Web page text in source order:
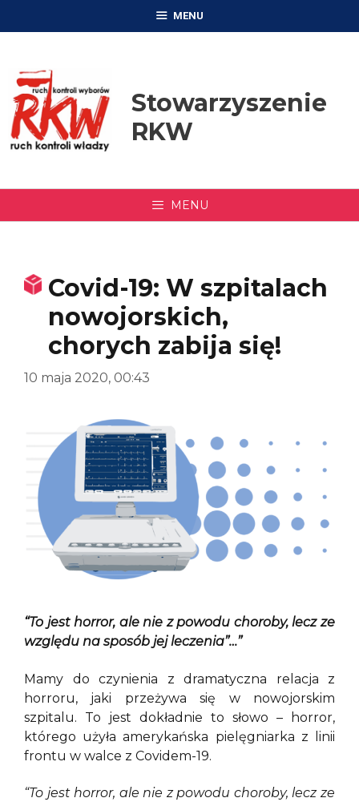
MENU
Stowarzyszenie
RKW
MENU
Covid-19: W szpitalach
nowojorskich,
chorych zabija się!
10 maja 2020, 00:43
“To jest horror, ale nie z powodu choroby, lecz ze
względu na sposób jej leczenia”…”
Mamy do czynienia z dramatyczna relacja z
horroru, jaki przeżywa się w nowojorskim
szpitalu. To jest dokładnie to słowo – horror,
którego użyła amerykańska pielęgniarka z linii
frontu w walce z Covidem-19.
“To jest horror, ale nie z powodu choroby, lecz ze